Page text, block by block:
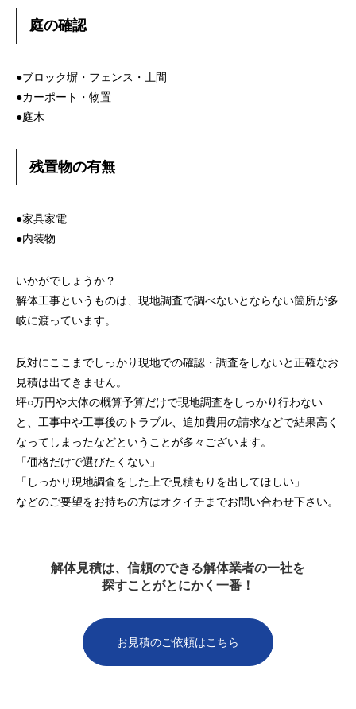
庭の確認
●ブロック塀・フェンス・土間
●カーポート・物置
●庭木
残置物の有無
●家具家電
●内装物
いかがでしょうか？
解体工事というものは、現地調査で調べないとならない箇所が多
岐に渡っています。
反対にここまでしっかり現地での確認・調査をしないと正確なお
見積は出てきません。
坪○万円や大体の概算予算だけで現地調査をしっかり行わない
と、工事中や工事後のトラブル、追加費用の請求などで結果高く
なってしまったなどということが多々ございます。
「価格だけで選びたくない」
「しっかり現地調査をした上で見積もりを出してほしい」
などのご要望をお持ちの方はオクイチまでお問い合わせ下さい。
解体見積は、信頼のできる解体業者の一社を
探すことがとにかく一番！
お見積のご依頼はこちら